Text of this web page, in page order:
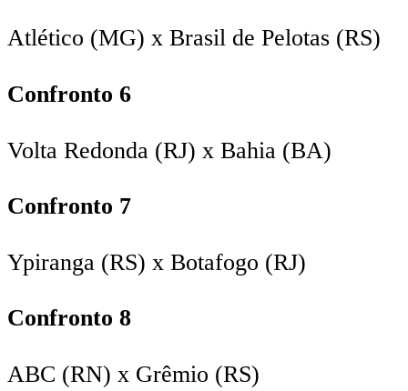
Atlético (MG) x Brasil de Pelotas (RS)
Confronto 6
Volta Redonda (RJ) x Bahia (BA)
Confronto 7
Ypiranga (RS) x Botafogo (RJ)
Confronto 8
ABC (RN) x Grêmio (RS)